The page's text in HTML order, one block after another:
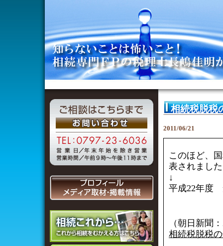
相続税脱税
2011/06/21
このほど、
表されまし
↓
平成22年度
（朝日新聞
相続税脱税